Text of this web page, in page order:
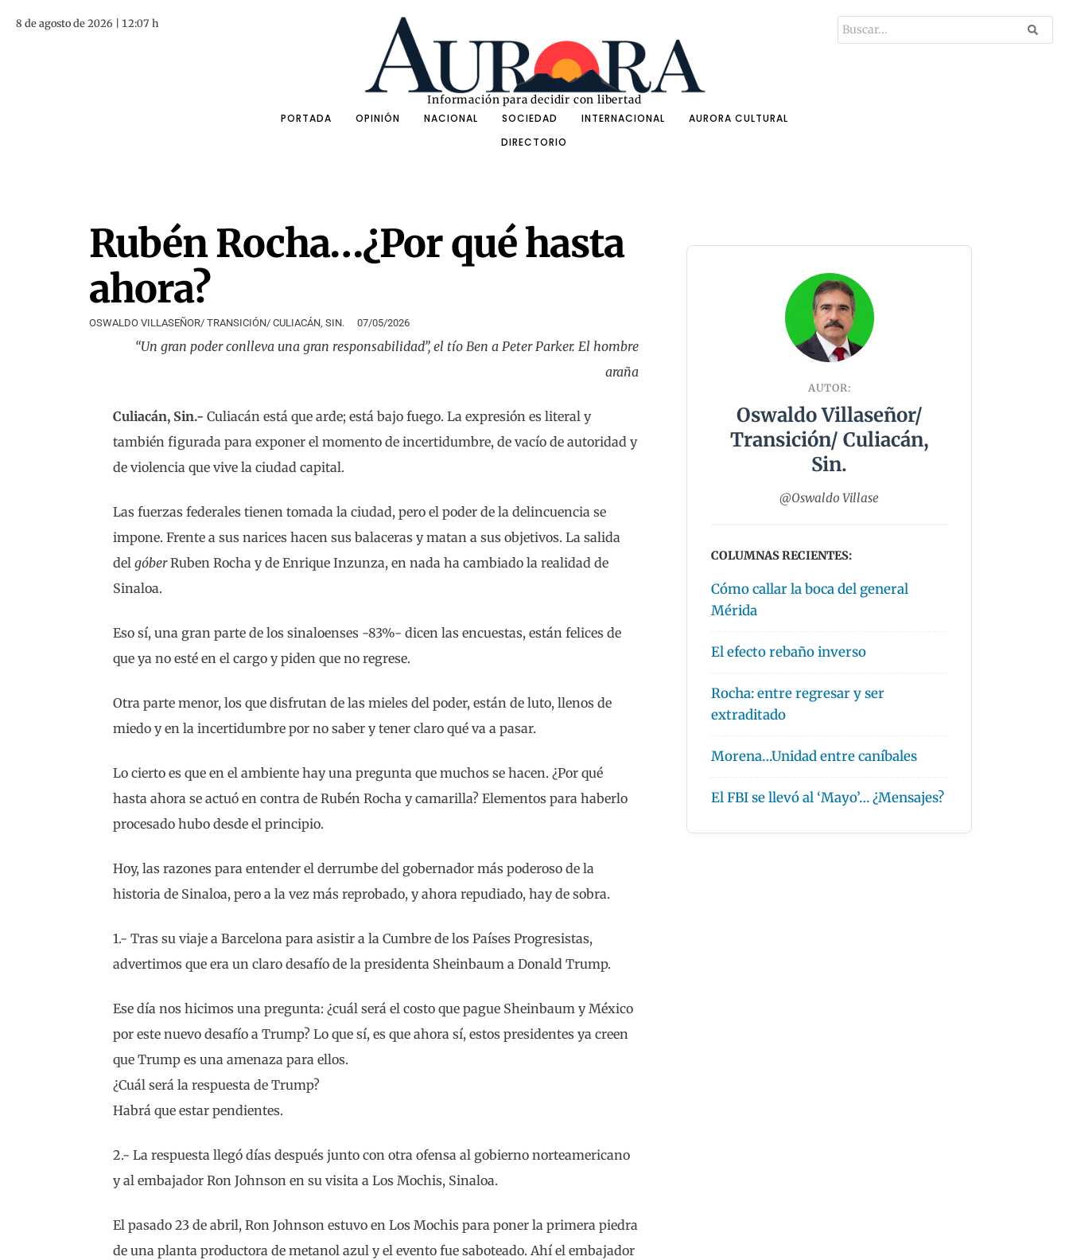
8 de agosto de 2026 | 12:07 h
Información para decidir con libertad
PORTADA
OPINIÓN NACIONAL SOCIEDAD INTERNACIONAL
AURORA CULTURAL
DIRECTORIO
Rubén Rocha…¿Por qué hasta
ahora?
OSWALDO VILLASEÑOR/ TRANSICIÓN/ CULIACÁN, SIN. 07/05/2026
“Un gran poder conlleva una gran responsabilidad”, el tío Ben a Peter Parker. El hombre
araña
Culiacán, Sin.- Culiacán está que arde; está bajo fuego. La expresión es literal y
también figurada para exponer el momento de incertidumbre, de vacío de autoridad y
de violencia que vive la ciudad capital.
Las fuerzas federales tienen tomada la ciudad, pero el poder de la delincuencia se
impone. Frente a sus narices hacen sus balaceras y matan a sus objetivos. La salida
del góberRuben Rocha y de Enrique Inzunza, en nada ha cambiado la realidad de
Sinaloa.
Eso sí, una gran parte de los sinaloenses -83%- dicen las encuestas, están felices de
que ya no esté en el cargo y piden que no regrese.
Otra parte menor, los que disfrutan de las mieles del poder, están de luto, llenos de
miedo y en la incertidumbre por no saber y tener claro qué va a pasar.
Lo cierto es que en el ambiente hay una pregunta que muchos se hacen. ¿Por qué
hasta ahora se actuó en contra de Rubén Rocha y camarilla? Elementos para haberlo
procesado hubo desde el principio.
Hoy, las razones para entender el derrumbe del gobernador más poderoso de la
historia de Sinaloa, pero a la vez más reprobado, y ahora repudiado, hay de sobra.
1.- Tras su viaje a Barcelona para asistir a la Cumbre de los Países Progresistas,
advertimos que era un claro desafío de la presidenta Sheinbaum a Donald Trump.
Ese día nos hicimos una pregunta: ¿cuál será el costo que pague Sheinbaum y México
por este nuevo desafío a Trump? Lo que sí, es que ahora sí, estos presidentes ya creen
que Trump es una amenaza para ellos.
¿Cuál será la respuesta de Trump?
Habrá que estar pendientes.
2.- La respuesta llegó días después junto con otra ofensa al gobierno norteamericano
y al embajador Ron Johnson en su visita a Los Mochis, Sinaloa.
El pasado 23 de abril, Ron Johnson estuvo en Los Mochis para poner la primera piedra
de una planta productora de metanol azul y el evento fue saboteado. Ahí el embajador
AUTOR:
Oswaldo Villaseñor/
Transición/ Culiacán,
Sin.
@Oswaldo Villase
COLUMNAS RECIENTES:
Cómo callar la boca del general
Mérida
El efecto rebaño inverso
Rocha: entre regresar y ser
extraditado
Morena…Unidad entre caníbales
El FBI se llevó al ‘Mayo’… ¿Mensajes?